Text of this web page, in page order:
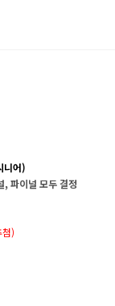
니어)
, 파이널 모두 결정
)